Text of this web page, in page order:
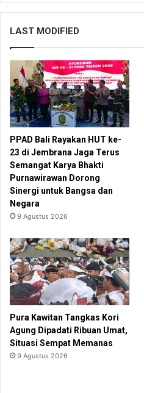
LAST MODIFIED
PPAD Bali Rayakan HUT ke-
23 di Jembrana Jaga Terus
Semangat Karya Bhakti
Purnawirawan Dorong
Sinergi untuk Bangsa dan
Negara
9 Agustus 2026
Pura Kawitan Tangkas Kori
Agung Dipadati Ribuan Umat,
Situasi Sempat Memanas
9 Agustus 2026